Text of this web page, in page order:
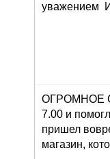
уважением
ОГРОМНОЕ
7.00 и
пришел
магазин,